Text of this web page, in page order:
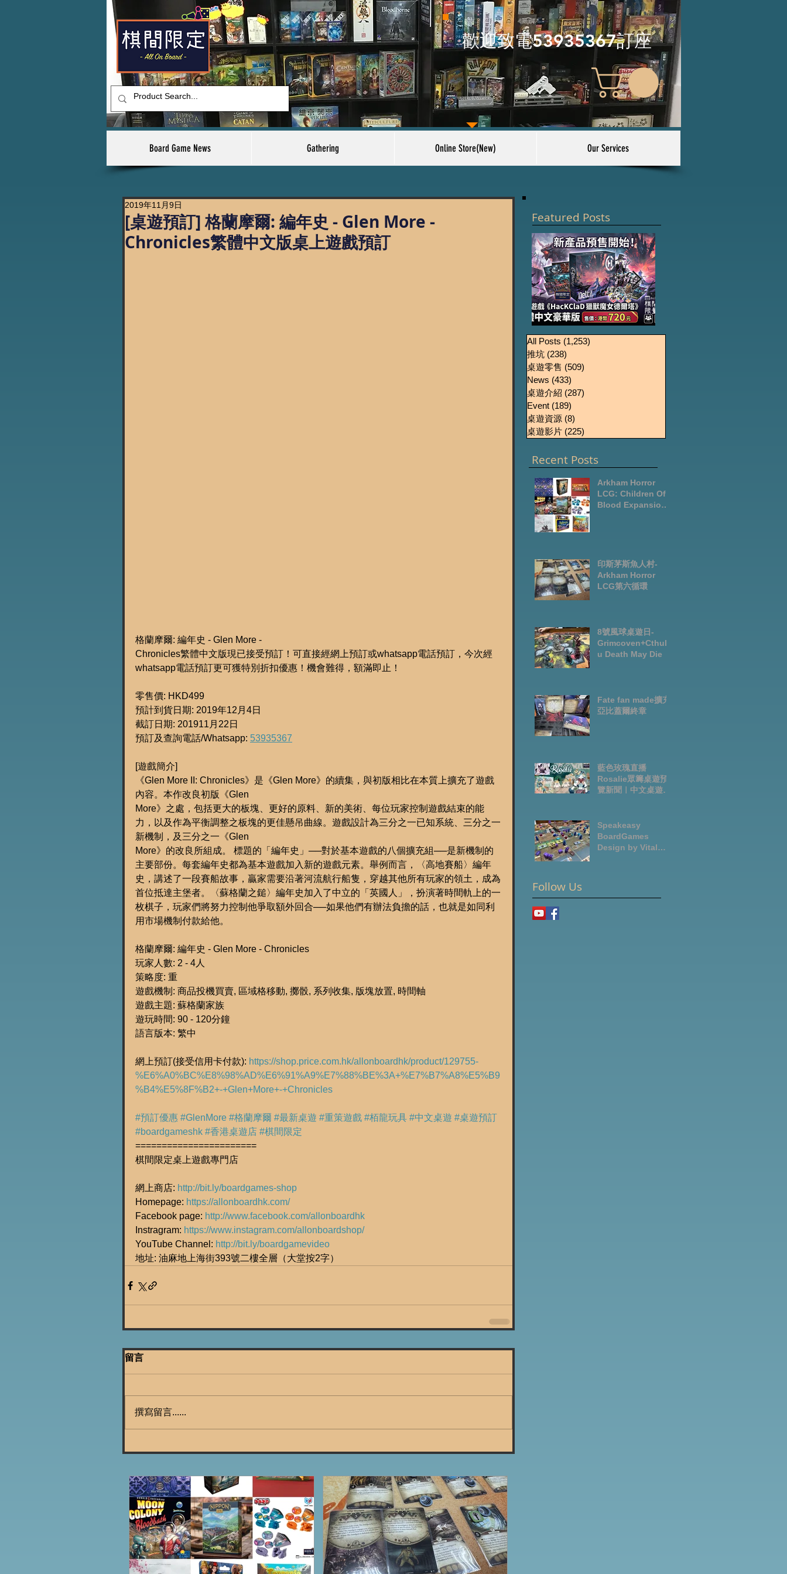
​歡迎致電53935367訂座
Board Game News Gathering Online Store(New) Our Services
[桌遊預訂] 格蘭摩爾: 編年史 - Glen More -
Chronicles繁體中文版桌上遊戲預訂
2019年11月9日
格蘭摩爾: 編年史 - Glen More -
Chronicles繁體中文版現已接受預訂！可直接經網上預訂或whatsapp電話預訂，今次經
whatsapp電話預訂更可獲特別折扣優惠！機會難得，額滿即止！
零售價: HKD499
預計到貨日期: 2019年12月4日
截訂日期: 201911月22日
預訂及查詢電話/Whatsapp: 53935367
[遊戲簡介]
《Glen More II: Chronicles》是《Glen More》的續集，與初版相比在本質上擴充了遊戲
內容。本作改良初版《Glen
More》之處，包括更大的板塊、更好的原料、新的美術、每位玩家控制遊戲結束的能
力，以及作為平衡調整之板塊的更佳懸吊曲線。遊戲設計為三分之一已知系統、三分之一
新機制，及三分之一《Glen
More》的改良所組成。 標題的「編年史」──對於基本遊戲的八個擴充組──是新機制的
主要部份。每套編年史都為基本遊戲加入新的遊戲元素。舉例而言，〈高地賽船〉編年
史，講述了一段賽船故事，贏家需要沿著河流航行船隻，穿越其他所有玩家的領土，成為
首位抵達主堡者。〈蘇格蘭之鎚〉編年史加入了中立的「英國人」，扮演著時間軌上的一
枚棋子，玩家們將努力控制他爭取額外回合──如果他們有辦法負擔的話，也就是如同利
用市場機制付款給他。
格蘭摩爾: 編年史 - Glen More - Chronicles
玩家人數: 2 - 4人
策略度: 重
遊戲機制: 商品投機買賣, 區域格移動, 擲骰, 系列收集, 版塊放置, 時間軸
遊戲主題: 蘇格蘭家族
遊玩時間: 90 - 120分鐘
語言版本: 繁中
網上預訂(接受信用卡付款): https://shop.price.com.hk/allonboardhk/product/129755-
%E6%A0%BC%E8%98%AD%E6%91%A9%E7%88%BE%3A+%E7%B7%A8%E5%B9
%B4%E5%8F%B2+-+Glen+More+-+Chronicles
#預訂優惠 #GlenMore #格蘭摩爾 #最新桌遊 #重策遊戲 #栢龍玩具 #中文桌遊 #桌遊預訂
#boardgameshk #香港桌遊店 #棋間限定
=======================
棋間限定桌上遊戲專門店
網上商店: http://bit.ly/boardgames-shop
Homepage: https://allonboardhk.com/
Facebook page: http://www.facebook.com/allonboardhk
Instragram: https://www.instagram.com/allonboardshop/
YouTube Channel: http://bit.ly/boardgamevideo
地址: 油麻地上海街393號二樓全層（大堂按2字）
留言
撰寫留言......
Featured Posts
《HacKClaD獵獸魔女
德爾塔》繁體中文豪
華版開放預售
All Posts (1,253)
推坑 (238)
桌遊零售 (509)
News (433)
桌遊介紹 (287)
Event (189)
桌遊資源 (8)
桌遊影片 (225)
Recent Posts
Arkham Horror
LCG: Children Of
Blood Expansion
印斯茅斯魚人村-
Arkham Horror
LCG第六循環
8號風球桌遊日-
Grimcoven+Cthulh
u Death May Die
Fate fan made擴充-
亞比蓋爾終章
藍色玫瑰直播
Rosalie眾籌桌遊預
覽新聞｜中文桌遊節
Speakeasy
BoardGames
Design by Vital
Follow Us